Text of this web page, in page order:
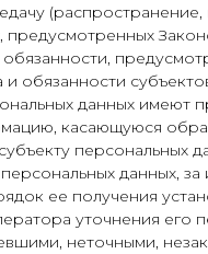
предусмотренных
обязанности
данных имеют
касающуюся
данных,
ее получения
уточнения его
неточными,